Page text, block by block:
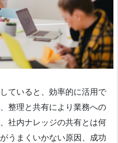
ていると、効率的に活用で
整理と共有により業務への
社内ナレッジの共有とは何
うまくいかない原因、成功